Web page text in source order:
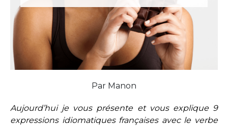
Par Manon
Aujourd’hui je vous présente et vous explique 9
expressions idiomatiques françaises avec le verbe